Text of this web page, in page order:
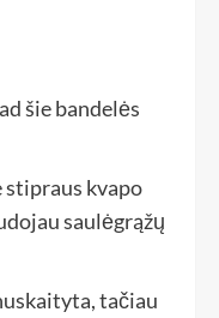
šie bandelės
stipraus kvapo
saulėgrąžų
tačiau